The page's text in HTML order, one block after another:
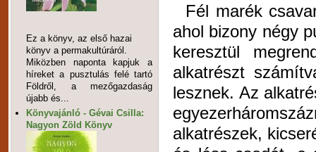
Ez a könyv, az első hazai
könyv a permakultúráról.
Miközben naponta kapjuk a
híreket a pusztulás felé tartó
Földről, a mezőgazdaság
újabb és...
Könyvajánló - Gévai Csilla:
Nagyon Zöld Könyv
Fél marék
ahol bizony négy
keresztül
alkatrészt
lesznek. Az
alkatrészek,